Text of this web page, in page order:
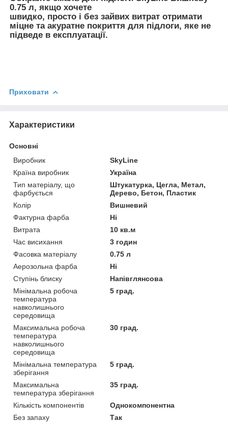
0.75 л, якщо хочете
швидко, просто і без зайвих витрат отримати
міцне та акуратне покриття для підлоги, яке не
підведе в експлуатації.
Приховати
Характеристики
Основні
Виробник
SkyLine
Країна виробник
Україна
Тип матеріалу, що
фарбується
Штукатурка, Цегла, Метал,
Дерево, Бетон, Пластик
Колір
Вишневий
Фактурна фарба
Ні
Витрата
10 кв.м
Час висихання
3 годин
Фасовка матеріалу
0.75 л
Аерозольна фарба
Ні
Ступінь блиску
Напівглянсова
Мінімальна робоча
температура
навколишнього
середовища
5 град.
Максимальна робоча
температура
навколишнього
середовища
30 град.
Мінімальна температура
зберігання
5 град.
Максимальна
температура зберігання
35 град.
Кількість компонентів
Однокомпонентна
Без запаху
Так